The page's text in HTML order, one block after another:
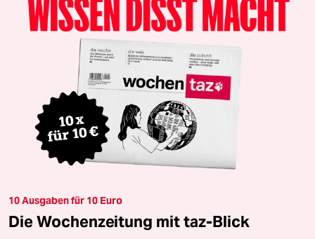
10 Ausgaben für 10 Euro
Die Wochenzeitung mit taz-Blick